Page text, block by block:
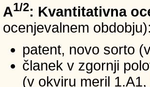
A1/2: Kvantitativna
ocenjevalnem obdobju):
patent, novo sorto
članek v zgornji
(v okviru meril 1.A1,